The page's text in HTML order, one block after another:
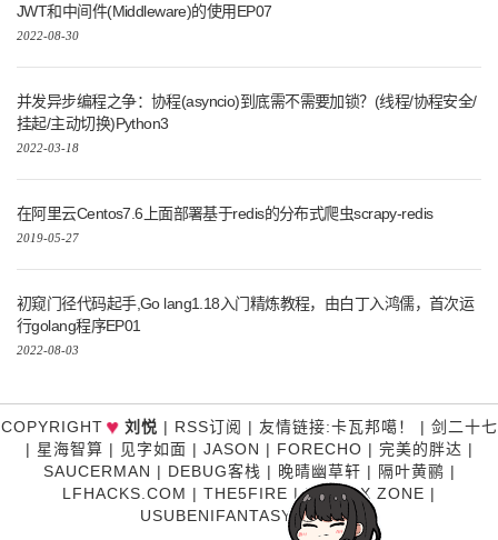
JWT和中间件(Middleware)的使用EP07
2022-08-30
并发异步编程之争：协程(asyncio)到底需不需要加锁？(线程/协程安全/
挂起/主动切换)Python3
2022-03-18
在阿里云Centos7.6上面部署基于redis的分布式爬虫scrapy-redis
2019-05-27
初窥门径代码起手,Go lang1.18入门精炼教程，由白丁入鸿儒，首次运
行golang程序EP01
2022-08-03
COPYRIGHT♥ 刘悦 | RSS订阅 | 友情链接:卡瓦邦噶！ | 剑二十七
| 星海智算 | 见字如面 | JASON | FORECHO | 完美的胖达 |
SAUCERMAN | DEBUG客栈 | 晚晴幽草轩 | 隔叶黄鹂 |
LFHACKS.COM | THE5FIRE |P3TERX ZONE |
USUBENIFANTASY|糊涂说